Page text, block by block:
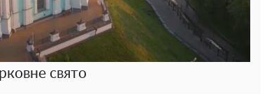
свято